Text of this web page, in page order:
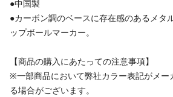
●中国製
●カーボン調のベースに存在感のあるメタ
ップボールマーカー。
【商品の購入にあたっての注意事項】
※一部商品において弊社カラー表記がメー
る場合がございます。